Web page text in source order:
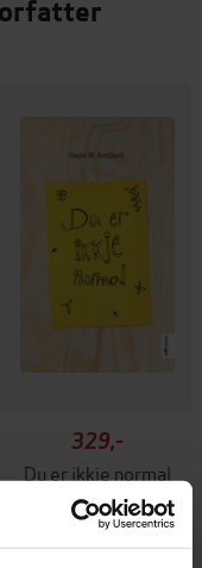
329,-
Du er ikkje normal
Gaute M. Sortland
EBOK